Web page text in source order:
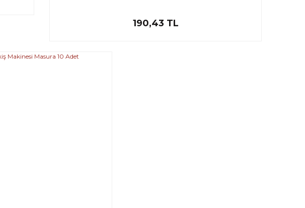
190,43 TL